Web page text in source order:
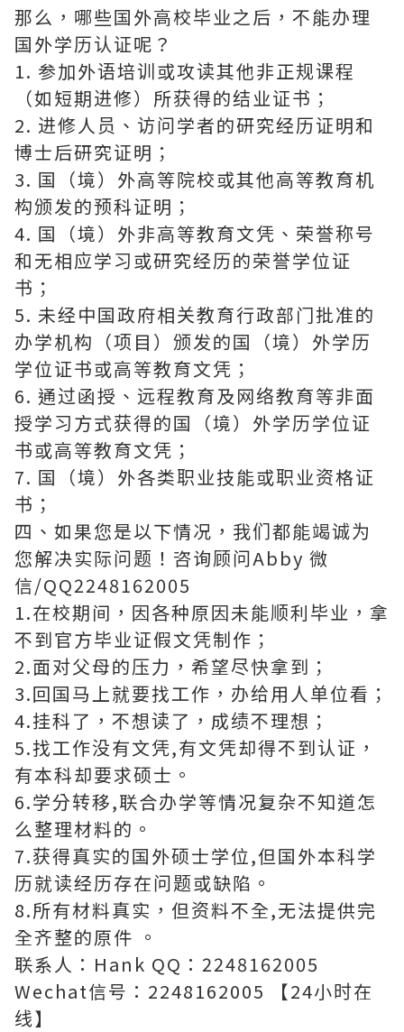
那么，哪些国外高校毕业之后，不能办理
国外学历认证呢？
1. 参加外语培训或攻读其他非正规课程
（如短期进修）所获得的结业证书；
2. 进修人员、访问学者的研究经历证明和
博士后研究证明；
3. 国（境）外高等院校或其他高等教育机
构颁发的预科证明；
4. 国（境）外非高等教育文凭、荣誉称号
和无相应学习或研究经历的荣誉学位证
书；
5. 未经中国政府相关教育行政部门批准的
办学机构（项目）颁发的国（境）外学历
学位证书或高等教育文凭；
6. 通过函授、远程教育及网络教育等非面
授学习方式获得的国（境）外学历学位证
书或高等教育文凭；
7. 国（境）外各类职业技能或职业资格证
书；
四、如果您是以下情况，我们都能竭诚为
您解决实际问题！咨询顾问Abby 微
信/QQ2248162005
1.在校期间，因各种原因未能顺利毕业，拿
不到官方毕业证假文凭制作；
2.面对父母的压力，希望尽快拿到；
3.回国马上就要找工作，办给用人单位看；
4.挂科了，不想读了，成绩不理想；
5.找工作没有文凭,有文凭却得不到认证，
有本科却要求硕士。
6.学分转移,联合办学等情况复杂不知道怎
么整理材料的。
7.获得真实的国外硕士学位,但国外本科学
历就读经历存在问题或缺陷。
8.所有材料真实，但资料不全,无法提供完
全齐整的原件 。
联系人：Hank QQ：2248162005
Wechat信号：2248162005 【24小时在
线】